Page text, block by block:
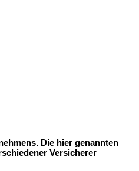
Die hier genannten
Versicherer